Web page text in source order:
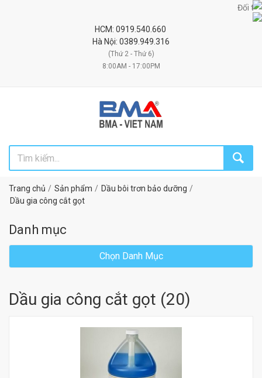
Đối tác uy tín
HCM: 0919.540.660
Hà Nội: 0389.949.316
(Thứ 2 - Thứ 6)
8:00AM - 17:00PM
Trang chủ Sản phẩm
Dầu bôi trơn bảo dưỡng
Dầu gia công cắt gọt
Danh mục
Chọn Danh Mục
Dầu gia công cắt gọt (20)